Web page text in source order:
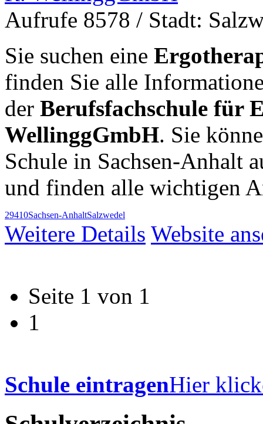
Aufrufe 8578 / Stadt:
Sie suchen eine
finden Sie alle
der Berufsfachschule für
WellinggGmbH. Sie
Schule in Sachsen-Anhalt
und finden alle wichtigen
29410Sachsen-AnhaltSalzwedel
Weitere Details Website
Seite 1 von 1
1
Schule eintragenHier